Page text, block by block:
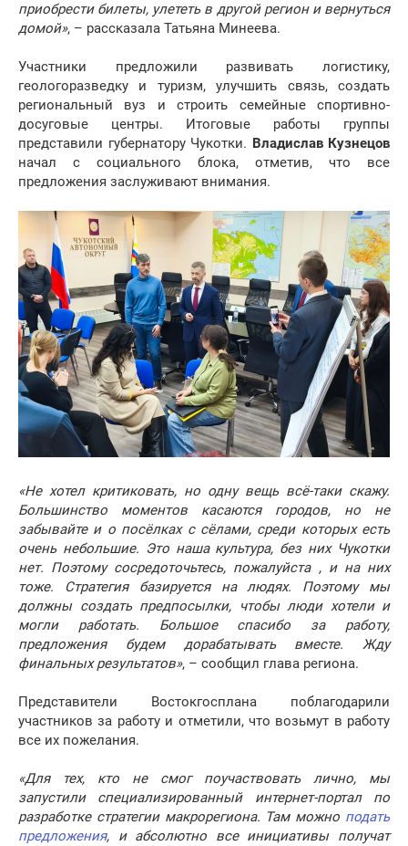
приобрести билеты, улететь в другой регион и вернуться
домой», – рассказала Татьяна Минеева.
Участники предложили развивать логистику,
геологоразведку и туризм, улучшить связь, создать
региональный вуз и строить семейные спортивно-
досуговые центры. Итоговые работы группы
представили губернатору Чукотки. Владислав Кузнецов
начал с социального блока, отметив, что все
предложения заслуживают внимания.
«Не хотел критиковать, но одну вещь всё-таки скажу.
Большинство моментов касаются городов, но не
забывайте и о посёлках с сёлами, среди которых есть
очень небольшие. Это наша культура, без них Чукотки
нет. Поэтому сосредоточьтесь, пожалуйста , и на них
тоже. Стратегия базируется на людях. Поэтому мы
должны создать предпосылки, чтобы люди хотели и
могли работать. Большое спасибо за работу,
предложения будем дорабатывать вместе. Жду
финальных результатов», – сообщил глава региона.
Представители Востокгосплана поблагодарили
участников за работу и отметили, что возьмут в работу
все их пожелания.
«Для тех, кто не смог поучаствовать лично, мы
запустили специализированный интернет-портал по
разработке стратегии макрорегиона. Там можно подать
предложения, и абсолютно все инициативы получат